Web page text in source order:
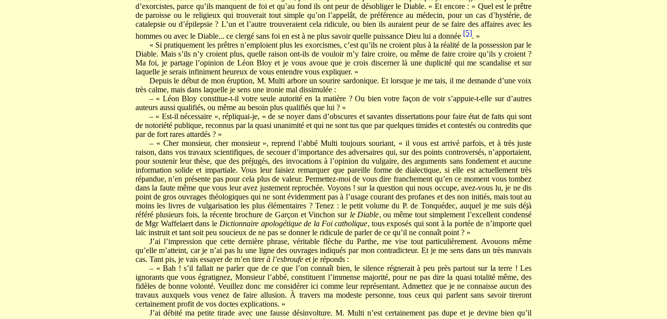
d’exorcistes, parce qu’ils manquent de foi et qu’au fond ils ont peur de désobliger le Diable. » Et encore : « Quel est le prêtre
de paroisse ou le religieux qui trouverait tout simple qu’on l’appelât, de préférence au médecin, pour un cas d’hystérie, de
catalepsie ou d’épilepsie ? L’un et l’autre trouveraient cela ridicule, ou bien ils auraient peur de se faire des affaires avec les
hommes ou avec le Diable... ce clergé sans foi en est à ne plus savoir quelle puissance Dieu lui a donnée [5]. »
« Si pratiquement les prêtres n’emploient plus les exorcismes, c’est qu’ils ne croient plus à la réalité de la possession par le
Diable. Mais s’ils n’y croient plus, quelle raison ont-ils de vouloir m’y faire croire, ou même de faire croire qu’ils y croient ?
Ma foi, je partage l’opinion de Léon Bloy et je vous avoue que je crois discerner là une duplicité qui me scandalise et sur
laquelle je serais infiniment heureux de vous entendre vous expliquer. »
Depuis le début de mon éruption, M. Multi arbore un sourire sardonique. Et lorsque je me tais, il me demande d’une voix
très calme, mais dans laquelle je sens une ironie mal dissimulée :
– « Léon Bloy constitue-t-il votre seule autorité en la matière ? Ou bien votre façon de voir s’appuie-t-elle sur d’autres
auteurs aussi qualifiés, ou même au besoin plus qualifiés que lui ? »
– « Est-il nécessaire », répliquai-je, « de se noyer dans d’obscures et savantes dissertations pour faire état de faits qui sont
de notoriété publique, reconnus par la quasi unanimité et qui ne sont tus que par quelques timides et contestés ou contredits que
par de fort rares attardés ? »
– « Cher monsieur, cher monsieur », reprend l’abbé Multi toujours souriant, « il vous est arrivé parfois, et à très juste
raison, dans vos travaux scientifiques, de secouer d’importance des adversaires qui, sur des points controversés, n’apportaient,
pour soutenir leur thèse, que des préjugés, des invocations à l’opinion du vulgaire, des arguments sans fondement et aucune
information solide et impartiale. Vous leur faisiez remarquer que pareille forme de dialectique, si elle est actuellement très
répandue, n’en présente pas pour cela plus de valeur. Permettez-moi de vous dire franchement qu’en ce moment vous tombez
dans la faute même que vous leur avez justement reprochée. Voyons ! sur la question qui nous occupe, avez-vous lu, je ne dis
point de gros ouvrages théologiques qui ne sont évidemment pas à l’usage courant des profanes et des non initiés, mais tout au
moins les livres de vulgarisation les plus élémentaires ? Tenez : le petit volume du P. de Tonquédec, auquel je me suis déjà
référé plusieurs fois, la récente brochure de Garçon et Vinchon sur le Diable, ou même tout simplement l’excellent condensé
de Mgr Waffelaert dans le Dictionnaire apologétique de la Foi catholique, tous exposés qui sont à la portée de n’importe quel
laïc instruit et tant soit peu soucieux de ne pas se donner le ridicule de parler de ce qu’il ne connaît point ? »
J’ai l’impression que cette dernière phrase, véritable flèche du Parthe, me vise tout particulièrement. Avouons même
qu’elle m’atteint, car je n’ai pas lu une ligne des ouvrages indiqués par mon contradicteur. Et je me sens dans un très mauvais
cas. Tant pis, je vais essayer de m’en tirerà l’esbroufeet je réponds :
– « Bah ! s’il fallait ne parler que de ce que l’on connaît bien, le silence régnerait à peu près partout sur la terre ! Les
ignorants que vous égratignez, Monsieur l’abbé, constituent l’immense majorité, pour ne pas dire la quasi totalité même, des
fidèles de bonne volonté. Veuillez donc me considérer ici comme leur représentant. Admettez que je ne connaisse aucun des
travaux auxquels vous venez de faire allusion. À travers ma modeste personne, tous ceux qui parlent sans savoir tireront
certainement profit de vos doctes explications. »
J’ai débité ma petite tirade avec une fausse désinvolture. M. Multi n’est certainement pas dupe et je devine bien qu’il